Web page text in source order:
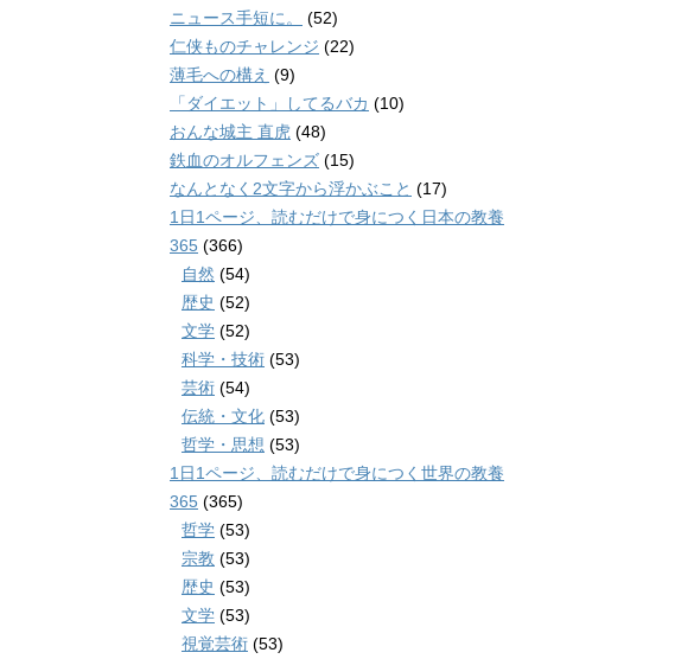
ニュース手短に。
(52)
仁侠ものチャレンジ (22)
薄毛への構え (9)
「ダイエット」してるバカ (10)
おんな城主 直虎 (48)
鉄血のオルフェンズ (15)
なんとなく2文字から浮かぶこと (17)
1日1ページ、読むだけで身につく日本の教養
365 (366)
自然 (54)
歴史 (52)
文学 (52)
科学・技術 (53)
芸術 (54)
伝統・文化 (53)
哲学・思想 (53)
1日1ページ、読むだけで身につく世界の教養
365 (365)
哲学 (53)
宗教 (53)
歴史 (53)
文学 (53)
視覚芸術 (53)